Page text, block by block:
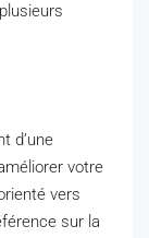
d’une
votre
vers
sur la